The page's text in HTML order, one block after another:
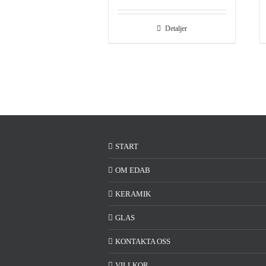
Detaljer
START
OM EDAB
KERAMIK
GLAS
KONTAKTA OSS